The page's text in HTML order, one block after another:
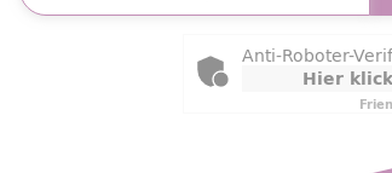
Friendly Captcha
Anti-Roboter-
Hier